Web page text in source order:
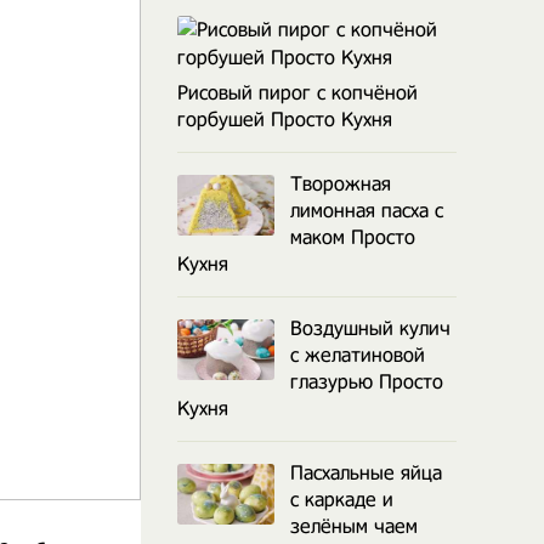
Рисовый пирог с копчёной
горбушей Просто Кухня
Творожная
лимонная пасха с
маком Просто
Кухня
Воздушный кулич
с желатиновой
глазурью Просто
Кухня
Пасхальные яйца
с каркаде и
зелёным чаем